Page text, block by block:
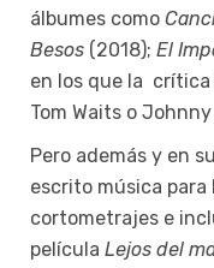
álbumes como
Besos (2018); El
en los que la crítica
Tom Waits o
Pero además y en
escrito música para
cortometrajes e
película Lejos del